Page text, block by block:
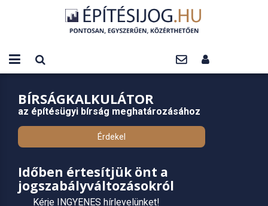
BÍRSÁGKALKULÁTOR
az építésügyi bírság meghatározásához
Érdekel
Időben értesítjük önt a
jogszabályváltozásokról
Kérje INGYENES hírlevelünket!